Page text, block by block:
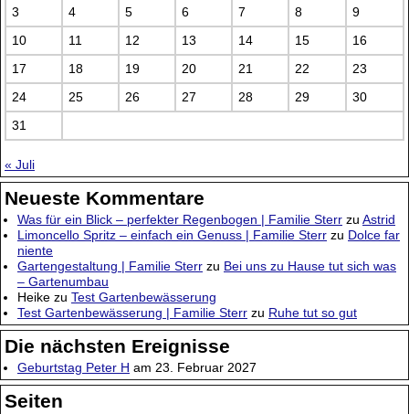
3
4 5 6 7 8
9
10
11 12 13 14 15
16
17
18 19 20 21 22
23
24
25 26 27 28 29
30
31
« Juli
Neueste Kommentare
Was für ein Blick – perfekter Regenbogen | Familie Sterr zu Astrid
Limoncello Spritz – einfach ein Genuss | Familie Sterr zu Dolce far
niente
Gartengestaltung | Familie Sterr zu Bei uns zu Hause tut sich was
– Gartenumbau
Heike zu Test Gartenbewässerung
Test Gartenbewässerung | Familie Sterr zu Ruhe tut so gut
Die nächsten Ereignisse
Geburtstag Peter H am 23. Februar 2027
Seiten